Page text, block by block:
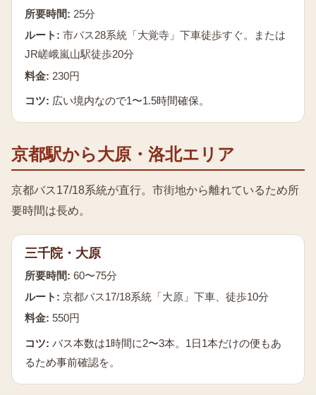
所要時間: 25分
ルート: 市バス28系統「大覚寺」下車徒歩すぐ。または
JR嵯峨嵐山駅徒歩20分
料金: 230円
コツ: 広い境内なので1〜1.5時間確保。
京都駅から大原・洛北エリア
京都バス17/18系統が直行。市街地から離れているため所
要時間は長め。
三千院・大原
所要時間: 60〜75分
ルート: 京都バス17/18系統「大原」下車、徒歩10分
料金: 550円
コツ: バス本数は1時間に2〜3本。1日1本だけの便もあ
るため事前確認を。